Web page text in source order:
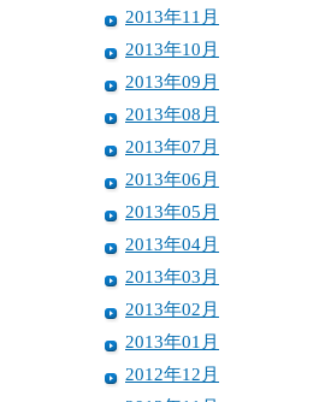
2013年11月
2013年10月
2013年09月
2013年08月
2013年07月
2013年06月
2013年05月
2013年04月
2013年03月
2013年02月
2013年01月
2012年12月